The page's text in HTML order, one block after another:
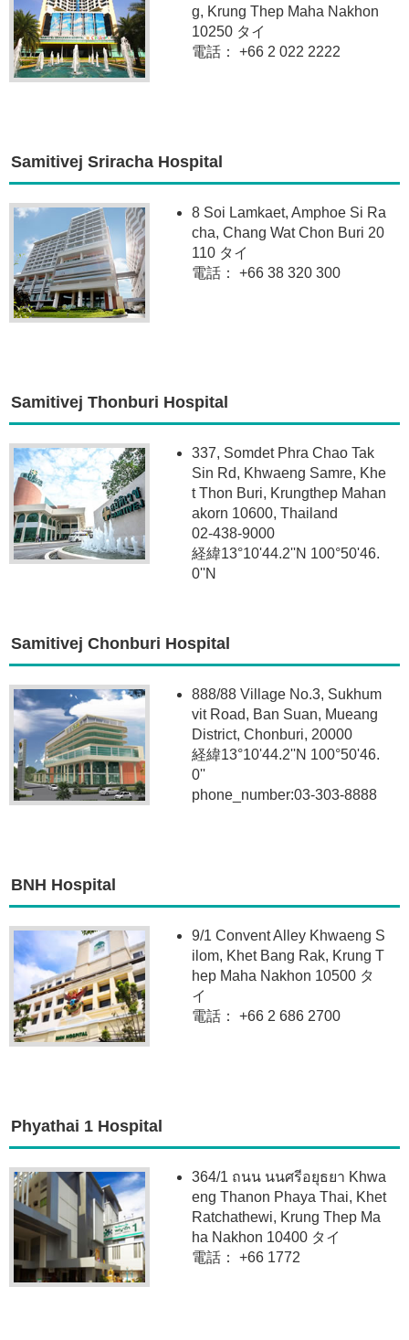
g, Krung Thep Maha Nakhon
10250 タイ
電話： +66 2 022 2222
Samitivej Sriracha Hospital
8 Soi Lamkaet, Amphoe Si Ra
cha, Chang Wat Chon Buri 20
110 タイ
電話： +66 38 320 300
Samitivej Thonburi Hospital
337, Somdet Phra Chao Tak
Sin Rd, Khwaeng Samre, Khe
t Thon Buri, Krungthep Mahan
akorn 10600, Thailand
02-438-9000
経緯13°10'44.2''N 100°50'46.
0''N
Samitivej Chonburi Hospital
888/88 Village No.3, Sukhum
vit Road, Ban Suan, Mueang
District, Chonburi, 20000
経緯13°10'44.2''N 100°50'46.
0''
phone_number:03-303-8888
BNH Hospital
9/1 Convent Alley Khwaeng S
ilom, Khet Bang Rak, Krung T
hep Maha Nakhon 10500 タ
イ
電話： +66 2 686 2700
Phyathai 1 Hospital
364/1 ถนน นนศรีอยุธยา Khwa
eng Thanon Phaya Thai, Khet
Ratchathewi, Krung Thep Ma
ha Nakhon 10400 タイ
電話： +66 1772